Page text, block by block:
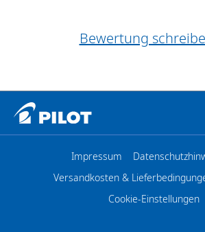
Bewertung
Impressum
Versandkosten &
Cookie-Einstellungen